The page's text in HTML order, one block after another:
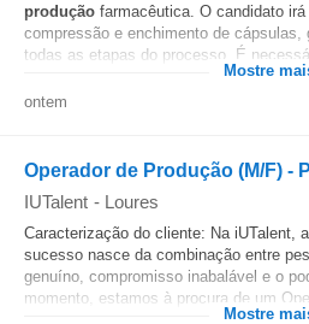
produção farmacêutica. O candidato
compressão e enchimento de cápsulas,
todas as etapas do processo. É
Mostre
ontem
Operador de Produção (M/F) -
IUTalent - Loures
Caracterização do cliente: Na iUTalent,
sucesso nasce da combinação entre
genuíno, compromisso inabalável e o
momento, estamos à procura de um
Mostre